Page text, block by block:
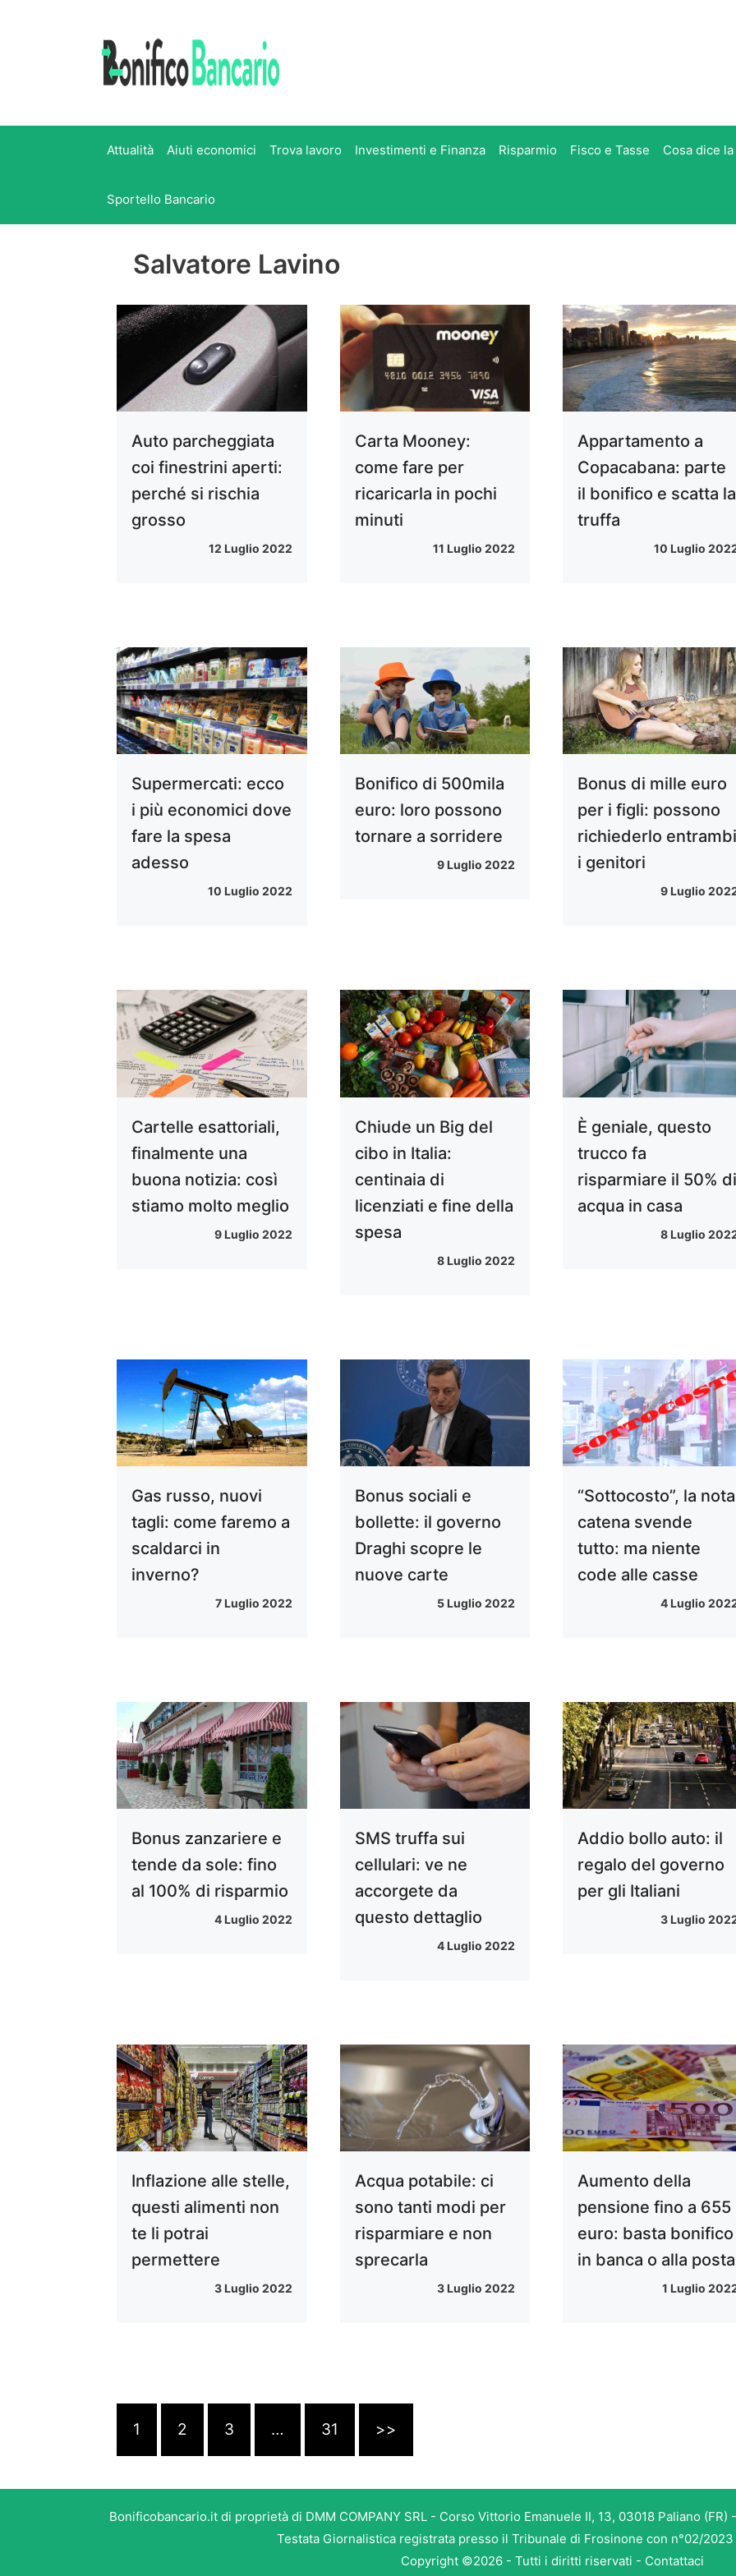
Attualità Aiuti economici Trova lavoro Investimenti e Finanza Risparmio Fisco e Tasse Cosa dice
Sportello Bancario
Salvatore Lavino
Auto parcheggiata
coi finestrini aperti:
perché si rischia
grosso
12 Luglio 2022
Carta Mooney:
come fare per
ricaricarla in pochi
minuti
11 Luglio 2022
Appartamento a
Copacabana: parte
il bonifico e scatta la
truffa
10 Luglio
Supermercati: ecco
i più economici dove
fare la spesa
adesso
10 Luglio 2022
Bonifico di 500mila
euro: loro possono
tornare a sorridere
9 Luglio 2022
Bonus di mille euro
per i figli: possono
richiederlo
i genitori
9 Luglio
Cartelle esattoriali,
finalmente una
buona notizia: così
stiamo molto meglio
9 Luglio 2022
Chiude un Big del
cibo in Italia:
centinaia di
licenziati e fine della
spesa
8 Luglio 2022
È geniale, questo
trucco fa
risparmiare il 50%
acqua in casa
8 Luglio
Gas russo, nuovi
tagli: come faremo a
scaldarci in
inverno?
7 Luglio 2022
Bonus sociali e
bollette: il governo
Draghi scopre le
nuove carte
5 Luglio 2022
“Sottocosto”, la nota
catena svende
tutto: ma niente
code alle casse
4 Luglio
Bonus zanzariere e
tende da sole: fino
al 100% di risparmio
4 Luglio 2022
SMS truffa sui
cellulari: ve ne
accorgete da
questo dettaglio
4 Luglio 2022
Addio bollo auto: il
regalo del governo
per gli Italiani
3 Luglio
Inflazione alle stelle,
questi alimenti non
te li potrai
permettere
3 Luglio 2022
Acqua potabile: ci
sono tanti modi per
risparmiare e non
sprecarla
3 Luglio 2022
Aumento della
pensione fino a 655
euro: basta bonifico
in banca o alla posta
1 Luglio
1 2 3 … 31 >>
Bonificobancario.it di proprietà di DMM COMPANY SRL - Corso Vittorio Emanuele II, 13, 03018 Paliano
Testata Giornalistica registrata presso il Tribunale di Frosinone con n°02/
Copyright ©2026 - Tutti i diritti riservati - Contattaci